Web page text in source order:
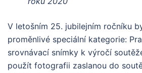
V letošním 25. jubilejním ročníku
proměnlivé speciální kategorie:
srovnávací snímky k výročí
použít fotografii zaslanou do